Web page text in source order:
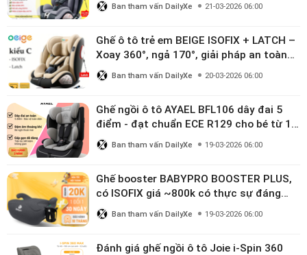
Ban tham vấn DailyXe 21-03-2026 06:00
Ghế ô tô trẻ em BEIGE ISOFIX + LATCH –
Xoay 360°, ngả 170°, giải pháp an toàn
linh hoạt cho bé 0–10 tuổi
Ban tham vấn DailyXe 20-03-2026 06:00
Ghế ngồi ô tô AYAEL BFL106 dây đai 5
điểm - đạt chuẩn ECE R129 cho bé từ 1–
10 tuổi
Ban tham vấn DailyXe 19-03-2026 06:00
Ghế booster BABYPRO BOOSTER PLUS,
có ISOFIX giá ~800k có thực sự đáng
mua?
Ban tham vấn DailyXe 19-03-2026 06:00
Đánh giá ghế ngồi ô tô Joie i-Spin 360